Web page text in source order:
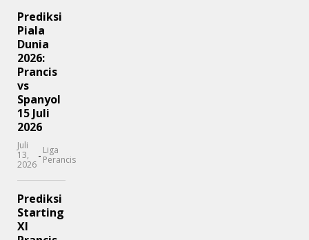
Prediksi
Piala
Dunia
2026:
Prancis
vs
Spanyol
15 Juli
2026
Juli
13,
2026
- Liga
Perancis
Prediksi
Starting
XI